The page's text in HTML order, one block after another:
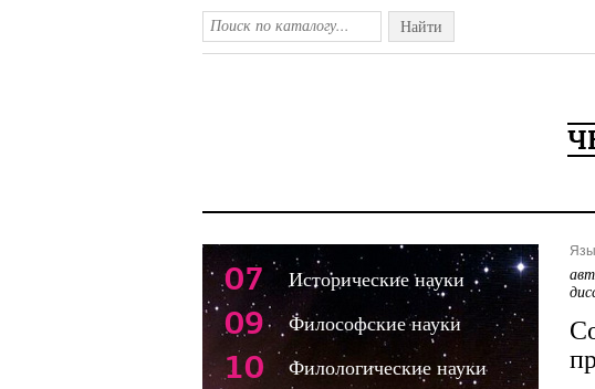
Найти
07 Исторические науки
09 Философские науки
10 Филологические науки